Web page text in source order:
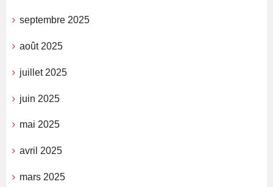
septembre 2025
août 2025
juillet 2025
juin 2025
mai 2025
avril 2025
mars 2025